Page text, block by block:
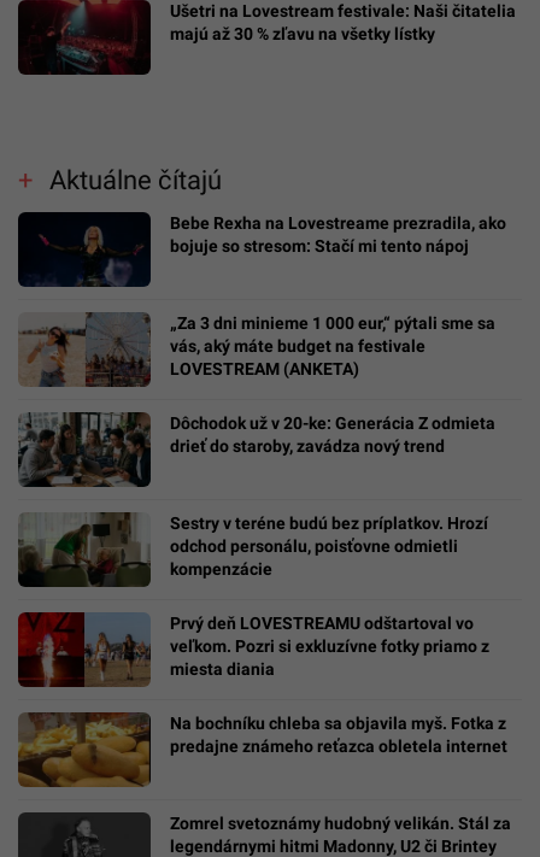
Ušetri na Lovestream festivale: Naši čitatelia
majú až 30 % zľavu na všetky lístky
Aktuálne čítajú
Bebe Rexha na Lovestreame prezradila, ako
bojuje so stresom: Stačí mi tento nápoj
„Za 3 dni minieme 1 000 eur,“ pýtali sme sa
vás, aký máte budget na festivale
LOVESTREAM (ANKETA)
Dôchodok už v 20-ke: Generácia Z odmieta
drieť do staroby, zavádza nový trend
Sestry v teréne budú bez príplatkov. Hrozí
odchod personálu, poisťovne odmietli
kompenzácie
Prvý deň LOVESTREAMU odštartoval vo
veľkom. Pozri si exkluzívne fotky priamo z
miesta diania
Na bochníku chleba sa objavila myš. Fotka z
predajne známeho reťazca obletela internet
Zomrel svetoznámy hudobný velikán. Stál za
legendárnymi hitmi Madonny, U2 či Brintey